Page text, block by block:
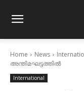
Home News
അന്തിമഘട്ടത്തില്‍
International